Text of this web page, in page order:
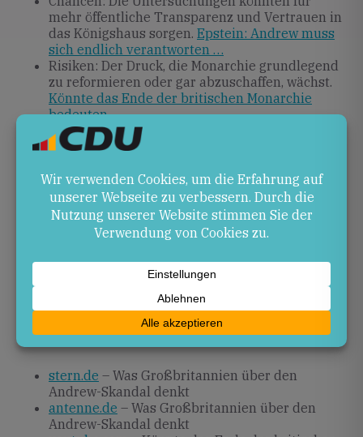
mehr öffentliche Transparenz und Vertrauen in
das Königshaus sorgen. Epstein: Andrew muss
sich endlich verantworten …
Risiken: Der Druck, die Monarchie grundlegend
zu reformieren oder gar abzuschaffen, wächst.
Könnte das Ende der britischen Monarchie
bedeuten
Ausblick
Analysten wie Smith erwarten, dass die Affäre um
Prinz Andrew den institutionellen Wandel im
britischen Königshaus beschleunigen wird.
Veränderungen gelten als unausweichlich, und die
Debatte über die Rolle der Monarchie dürfte
langfristig an Intensität gewinnen.
Großbritannien über den Andrew-Skandal denkt
Quellen
stern.de – Was Großbritannien über den
Andrew-Skandal denkt
antenne.de – Was Großbritannien über den
Andrew-Skandal denkt